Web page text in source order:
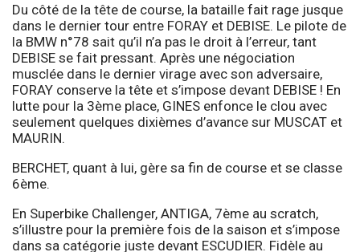
Du côté de la tête de course, la bataille fait rage jusque
dans le dernier tour entre FORAY et DEBISE. Le pilote de
la BMW n°78 sait qu’il n’a pas le droit à l’erreur, tant
DEBISE se fait pressant. Après une négociation
musclée dans le dernier virage avec son adversaire,
FORAY conserve la tête et s’impose devant DEBISE ! En
lutte pour la 3ème place, GINES enfonce le clou avec
seulement quelques dixièmes d’avance sur MUSCAT et
MAURIN.
BERCHET, quant à lui, gère sa fin de course et se classe
6ème.
En Superbike Challenger, ANTIGA, 7ème au scratch,
s’illustre pour la première fois de la saison et s’impose
dans sa catégorie juste devant ESCUDIER. Fidèle au